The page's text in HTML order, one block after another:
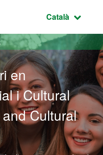
Idioma
Català
en
i Cultural
Cultural